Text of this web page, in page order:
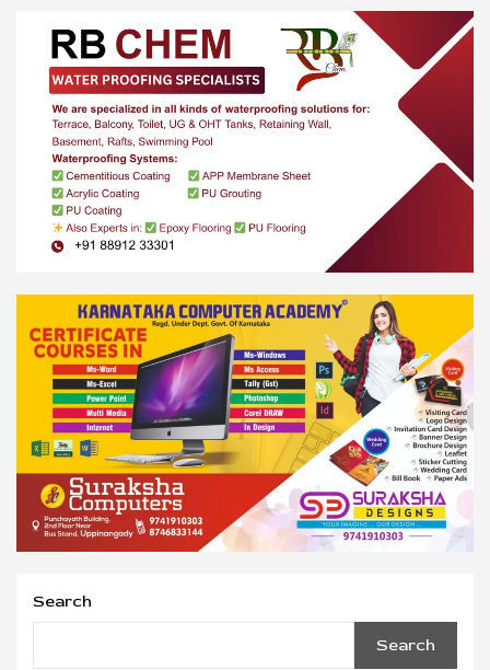
Search
Search